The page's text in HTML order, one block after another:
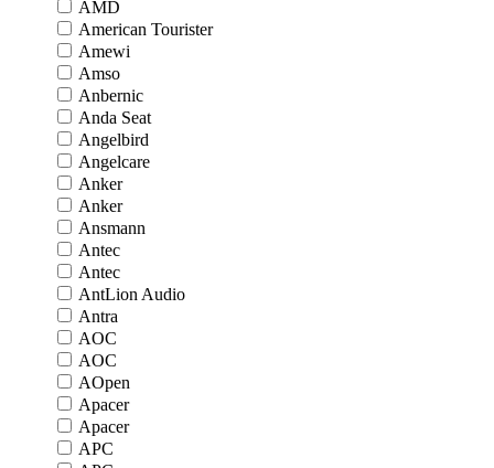
AMD
American Tourister
Amewi
Amso
Anbernic
Anda Seat
Angelbird
Angelcare
Anker
Anker
Ansmann
Antec
Antec
AntLion Audio
Antra
AOC
AOC
AOpen
Apacer
Apacer
APC